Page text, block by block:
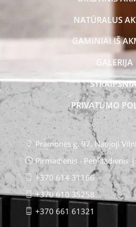
NATŪRALUS
GAMINIAI IŠ
GALERIJA
PRIVATUMO
Pramonės g. 97, Naujoji
Pirmadienis - Penktadienis
+370 614 31166
+370 610 35258
+370 661 61321